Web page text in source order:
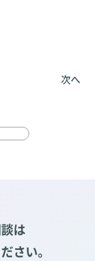
次へ
は
さい。